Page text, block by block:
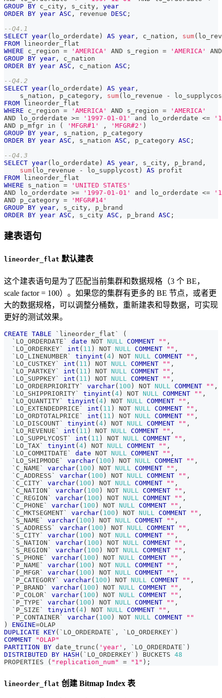
GROUP BY c_city , s_city ,
year
ORDER BY year ASC , revenue DESC ;
--Q4.1
SELECT year( lo_orderdate ) AS year , c_nation , sum(
FROM lineorder_flat
WHERE c_region = 'AMERICA' AND s_region = 'AMERICA'
AND
GROUP BY year ,
c_nation
ORDER BY year ASC , c_nation ASC ;
--Q4.2
SELECT year( lo_orderdate ) AS year ,
    s_nation
, p_category , sum( lo_revenue -
FROM lineorder_flat
WHERE c_region = 'AMERICA' AND s_region =
'AMERICA'
AND lo_orderdate >= '1997-01-01' and lo_orderdate <=
AND p_mfgr in ( 'MFGR#1' , 'MFGR#2' )
GROUP BY year , s_nation ,
p_category
ORDER BY year ASC , s_nation ASC , p_category ASC ;
--Q4.3
SELECT year( lo_orderdate ) AS year , s_city , p_brand ,
sum( lo_revenue - lo_supplycost ) AS profit
FROM lineorder_flat
WHERE s_nation =
'UNITED STATES'
AND lo_orderdate >= '1997-01-01' and lo_orderdate <=
AND p_category =
'MFGR#14'
GROUP BY year , s_city ,
p_brand
ORDER BY year ASC , s_city ASC , p_brand ASC ;
建表语句
lineorder_flat 默认建表
这个建表语句是为了匹配当前集群和数据规格（3 个 BE，
scale factor = 100）。如果您的集群有更多的 BE 节点，或者更
大的数据规格，可以调整分桶数，重新建表和导数据，可实现
更好的测试效果。
CREATE TABLE ` lineorder_flat `
(
` LO_ORDERDATE ` date NOT NULL COMMENT "" ,
` LO_ORDERKEY` int ( 11 ) NOT NULL COMMENT "" ,
` LO_LINENUMBER` tinyint ( 4 ) NOT NULL COMMENT "" ,
` LO_CUSTKEY` int ( 11 ) NOT NULL COMMENT "" ,
` LO_PARTKEY` int ( 11 ) NOT NULL COMMENT "" ,
` LO_SUPPKEY` int ( 11 ) NOT NULL COMMENT "" ,
` LO_ORDERPRIORITY` varchar( 100 ) NOT NULL COMMENT "" ,
` LO_SHIPPRIORITY` tinyint ( 4 ) NOT NULL COMMENT "" ,
` LO_QUANTITY` tinyint ( 4 ) NOT NULL COMMENT "" ,
` LO_EXTENDEDPRICE ` int ( 11 ) NOT NULL COMMENT "" ,
` LO_ORDTOTALPRICE ` int ( 11 ) NOT NULL COMMENT "" ,
` LO_DISCOUNT` tinyint ( 4 ) NOT NULL COMMENT "" ,
` LO_REVENUE ` int ( 11 ) NOT NULL COMMENT "" ,
` LO_SUPPLYCOST` int ( 11 ) NOT NULL COMMENT "" ,
` LO_TAX` tinyint ( 4 ) NOT NULL COMMENT "" ,
` LO_COMMITDATE ` date NOT NULL COMMENT "" ,
` LO_SHIPMODE ` varchar( 100 ) NOT NULL COMMENT "" ,
` C_NAME ` varchar( 100 ) NOT NULL COMMENT "" ,
` C_ADDRESS ` varchar( 100 ) NOT NULL COMMENT "" ,
` C_CITY` varchar( 100 ) NOT NULL COMMENT "" ,
` C_NATION ` varchar( 100 ) NOT NULL COMMENT "" ,
` C_REGION ` varchar( 100 ) NOT NULL COMMENT "" ,
` C_PHONE ` varchar( 100 ) NOT NULL COMMENT "" ,
` C_MKTSEGMENT` varchar( 100 ) NOT NULL COMMENT "" ,
` S_NAME ` varchar( 100 ) NOT NULL COMMENT "" ,
` S_ADDRESS ` varchar( 100 ) NOT NULL COMMENT "" ,
` S_CITY` varchar( 100 ) NOT NULL COMMENT "" ,
` S_NATION ` varchar( 100 ) NOT NULL COMMENT "" ,
` S_REGION ` varchar( 100 ) NOT NULL COMMENT "" ,
` S_PHONE ` varchar( 100 ) NOT NULL COMMENT "" ,
` P_NAME ` varchar( 100 ) NOT NULL COMMENT "" ,
` P_MFGR` varchar( 100 ) NOT NULL COMMENT "" ,
` P_CATEGORY` varchar( 100 ) NOT NULL COMMENT "" ,
` P_BRAND ` varchar( 100 ) NOT NULL COMMENT "" ,
` P_COLOR` varchar( 100 ) NOT NULL COMMENT "" ,
` P_TYPE ` varchar( 100 ) NOT NULL COMMENT "" ,
` P_SIZE ` tinyint ( 4 ) NOT NULL COMMENT "" ,
` P_CONTAINER` varchar( 100 ) NOT NULL COMMENT
""
)
ENGINE=OLAP
DUPLICATE KEY( ` LO_ORDERDATE ` , ` LO_ORDERKEY` )
COMMENT
"OLAP"
PARTITION
BY date_trunc ( 'year' , ` LO_ORDERDATE ` )
DISTRIBUTED
BY HASH ( ` LO_ORDERKEY` ) BUCKETS 48
PROPERTIES
( "replication_num" = "1" ) ;
lineorder_flat 创建 Bitmap Index 表